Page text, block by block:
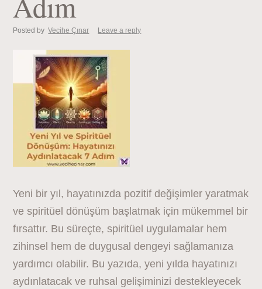
Posted by Vecihe Çınar Leave a reply
Yeni bir yıl, hayatınızda pozitif değişimler yaratmak
ve spiritüel dönüşüm başlatmak için mükemmel bir
fırsattır. Bu süreçte, spiritüel uygulamalar hem
zihinsel hem de duygusal dengeyi sağlamanıza
yardımcı olabilir. Bu yazıda, yeni yılda hayatınızı
aydınlatacak ve ruhsal gelişiminizi destekleyecek